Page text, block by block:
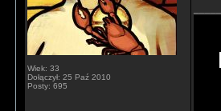
Wiek: 33
Dołączył: 25 Paź 2010
Posty: 695